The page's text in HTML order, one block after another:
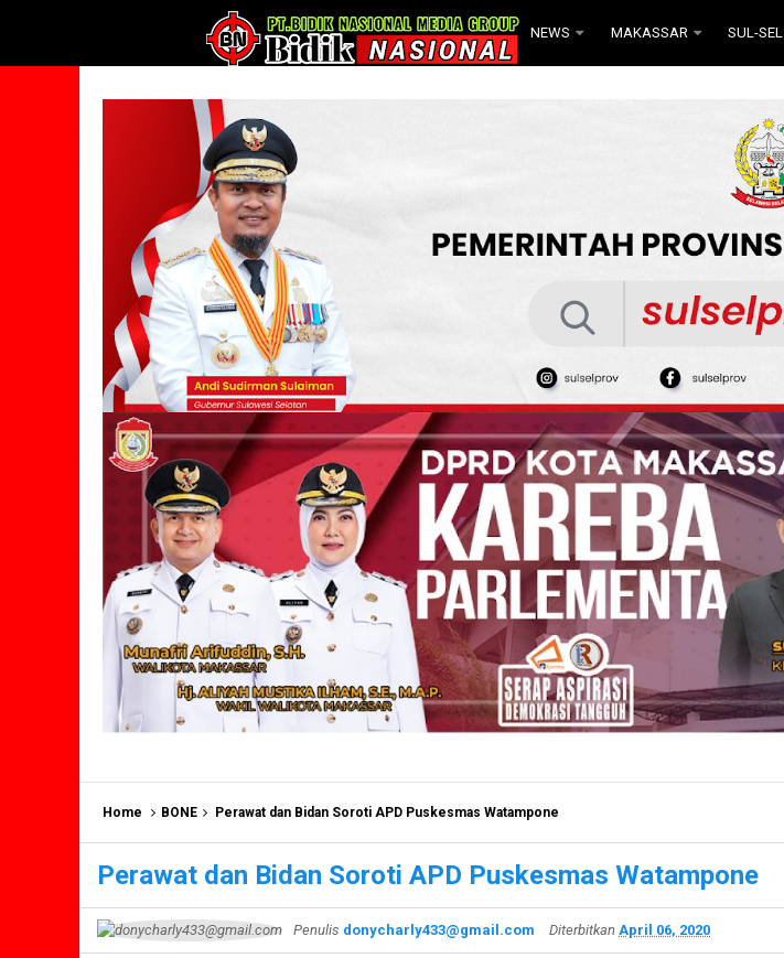
NEWS MAKASSAR SUL-SEL
Home BONE Perawat dan Bidan Soroti APD Puskesmas Watampone
Perawat dan Bidan Soroti APD Puskesmas Watampone
Penulis donycharly433@gmail.com Diterbitkan April 06, 2020